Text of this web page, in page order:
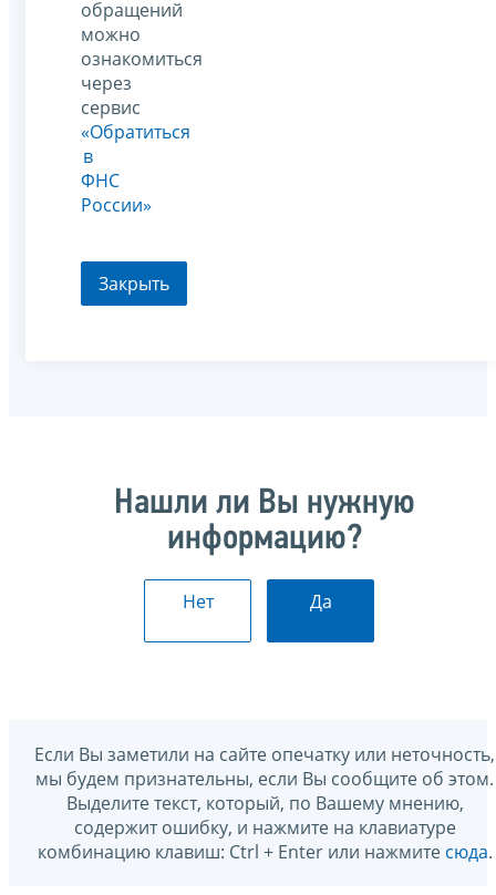
обращений
можно
ознакомиться
через
сервис
«Обратиться
в
ФНС
России»
Закрыть
Нашли ли Вы нужную
информацию?
Нет Да
Если Вы заметили на сайте опечатку или неточность,
мы будем признательны, если Вы сообщите об этом.
Выделите текст, который, по Вашему мнению,
содержит ошибку, и нажмите на клавиатуре
комбинацию клавиш: Ctrl + Enter или нажмите сюда.